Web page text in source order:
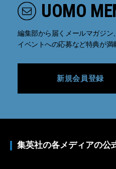
UOMO
編集部から届くメールマガジン
イベントへの応募など特典が満
新規会員登録
集英社の各メディアの公